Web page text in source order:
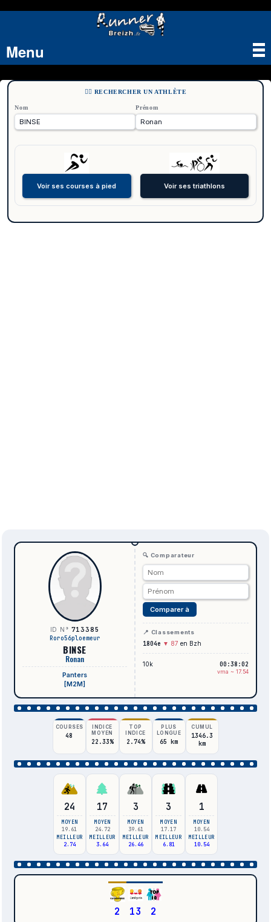
Menu
🏃‍♂️ RECHERCHER UN ATHLÈTE
Nom Prénom
ID N° 713385
Roro56ploemeur
BINSE
Ronan
Panters
[M2M]
🔍 Comparateur
Comparer à
📍 Classements
1804e ▼ 87 en Bzh
10k 00:38:02
vma ~ 17.54
COURSES
48
INDICE
MOYEN
22.33%
TOP
INDICE
2.74%
PLUS
LONGUE
65 km
CUMUL
1346.3
km
24
MOYEN
19.61
MEILLEUR
2.74
17
MOYEN
24.72
MEILLEUR
3.64
3
MOYEN
39.61
MEILLEUR
26.46
3
MOYEN
17.17
MEILLEUR
6.81
1
MOYEN
10.54
MEILLEUR
10.54
2 13 2